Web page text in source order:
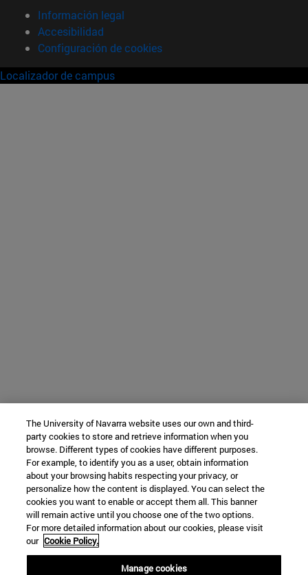
Información legal
Accesibilidad
Configuración de cookies
Localizador de campus
The University of Navarra website uses our own and third-
party cookies to store and retrieve information when you
browse. Different types of cookies have different purposes.
For example, to identify you as a user, obtain information
about your browsing habits respecting your privacy, or
personalize how the content is displayed. You can select the
cookies you want to enable or accept them all. This banner
will remain active until you choose one of the two options.
For more detailed information about our cookies, please visit
our Cookie Policy.
Manage cookies